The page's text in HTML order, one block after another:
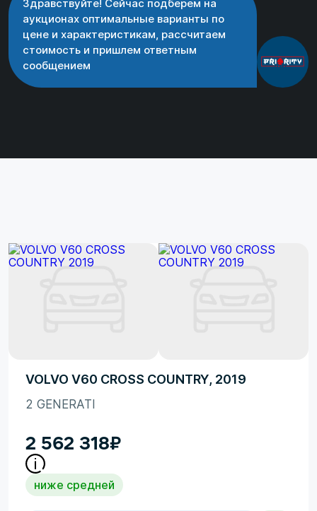
Здравствуйте! Сейчас подберем на
аукционах оптимальные варианты по
цене и характеристикам, рассчитаем
стоимость и пришлем ответным
сообщением
VOLVO V60 CROSS COUNTRY, 2019
2 GENERATI
2 562 318₽
ниже средней